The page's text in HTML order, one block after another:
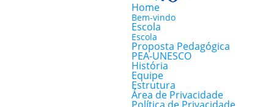
Home
Bem-vindo
Escola
Escola
Proposta Pedagógica
PEA-UNESCO
História
Equipe
Estrutura
Área de Privacidade